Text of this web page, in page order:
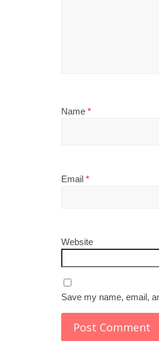
Name *
Email *
Website
Save my name, email,